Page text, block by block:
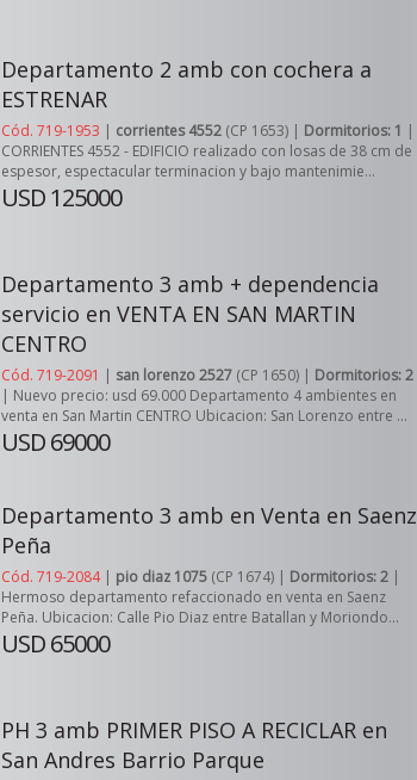
Departamento 2 amb con cochera a
ESTRENAR
Cód. 719-1953 | corrientes 4552 (CP 1653) | Dormitorios: 1 |
CORRIENTES 4552 - EDIFICIO realizado con losas de 38 cm de
espesor, espectacular terminacion y bajo mantenimie...
USD 125000
Departamento 3 amb + dependencia
servicio en VENTA EN SAN MARTIN
CENTRO
Cód. 719-2091 | san lorenzo 2527 (CP 1650) | Dormitorios: 2
| Nuevo precio: usd 69.000 Departamento 4 ambientes en
venta en San Martin CENTRO Ubicacion: San Lorenzo entre ...
USD 69000
Departamento 3 amb en Venta en Saenz
Peña
Cód. 719-2084| pio diaz 1075 (CP 1674) | Dormitorios: 2 |
Hermoso departamento refaccionado en venta en Saenz
Peña. Ubicacion: Calle Pio Diaz entre Batallan y Moriondo...
USD 65000
PH 3 amb PRIMER PISO A RECICLAR en
San Andres Barrio Parque